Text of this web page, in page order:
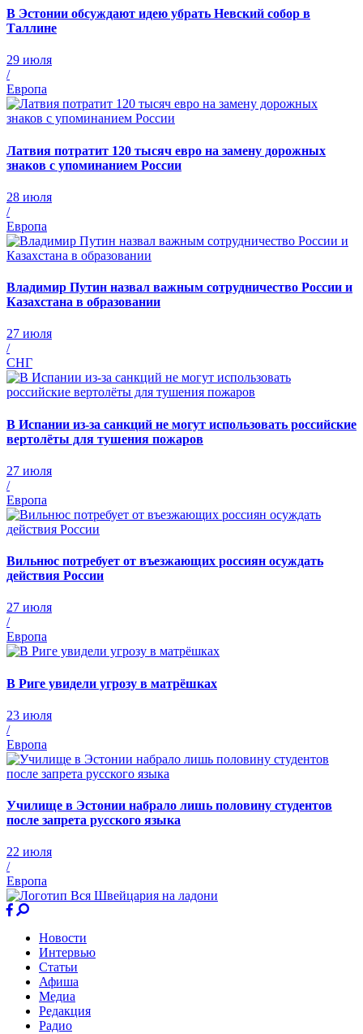
В Эстонии обсуждают идею убрать Невский собор в
Таллине
29 июля
/
Европа
Латвия потратит 120 тысяч евро на замену дорожных
знаков с упоминанием России
28 июля
/
Европа
Владимир Путин назвал важным сотрудничество России и
Казахстана в образовании
27 июля
/
СНГ
В Испании из-за санкций не могут использовать российские
вертолёты для тушения пожаров
27 июля
/
Европа
Вильнюс потребует от въезжающих россиян осуждать
действия России
27 июля
/
Европа
В Риге увидели угрозу в матрёшках
23 июля
/
Европа
Училище в Эстонии набрало лишь половину студентов
после запрета русского языка
22 июля
/
Европа
Новости
Интервью
Статьи
Афиша
Медиа
Редакция
Радио